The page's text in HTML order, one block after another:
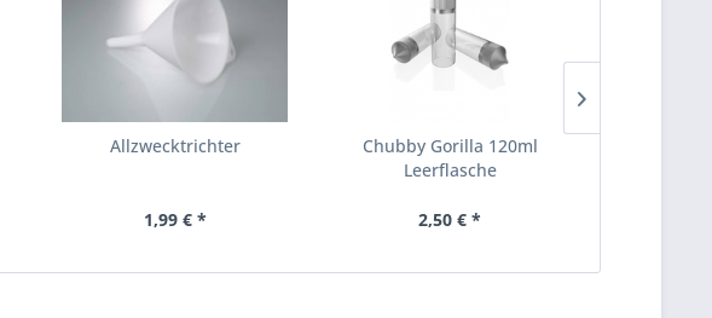
Allzwecktrichter
1,99 € *
Chubby Gorilla 120ml
Leerflasche
2,50 € *